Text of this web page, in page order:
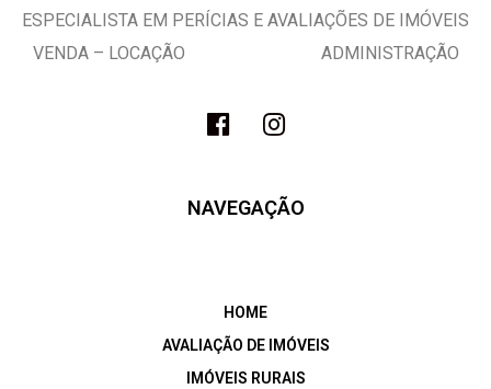
ESPECIALISTA EM PERÍCIAS E AVALIAÇÕES DE IMÓVEIS
VENDA – LOCAÇÃO ADMINISTRAÇÃO
NAVEGAÇÃO
HOME
AVALIAÇÃO DE IMÓVEIS
IMÓVEIS RURAIS